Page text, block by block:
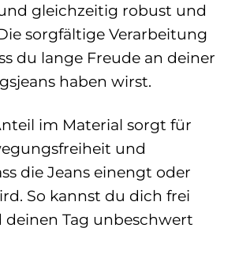
gleichzeitig robust und
sorgfältige Verarbeitung
du lange Freude an deiner
haben wirst.
im Material sorgt für
und
die Jeans einengt oder
So kannst du dich frei
Tag unbeschwert